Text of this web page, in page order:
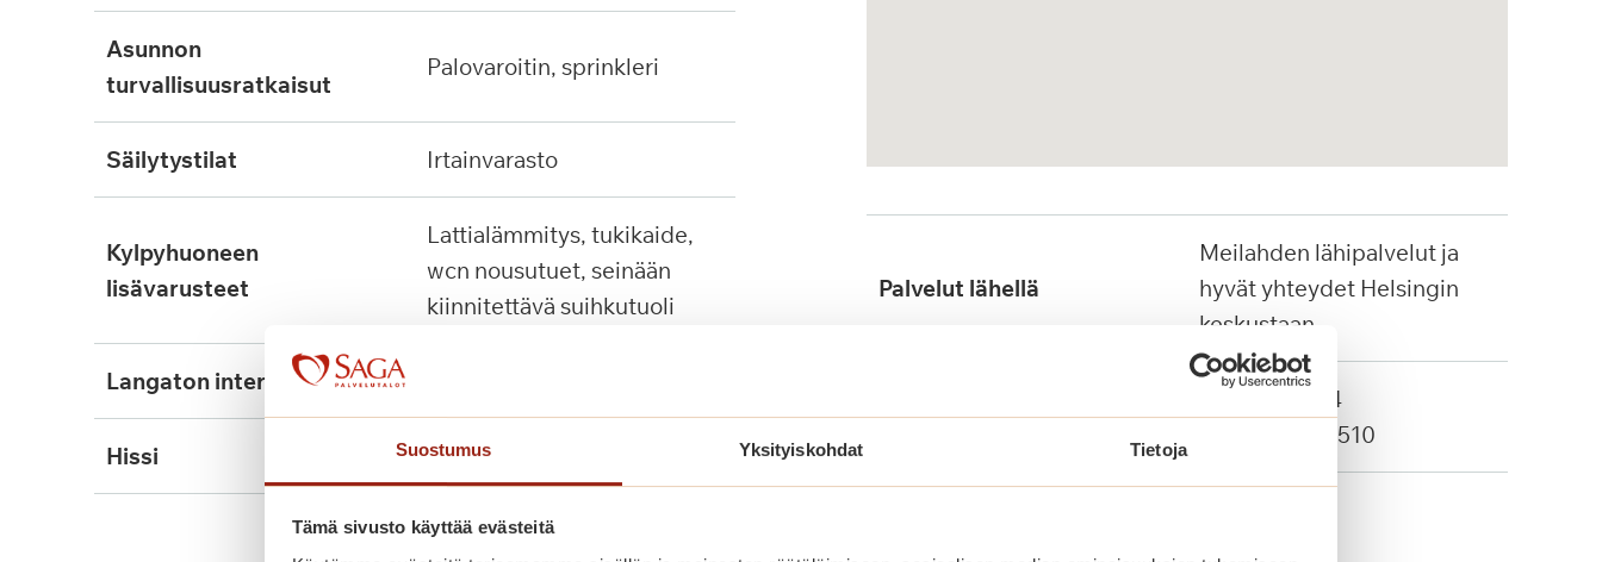
Suostumus Yksityiskohdat Tietoja
Tämä sivusto käyttää evästeitä
asunnon
turvallisuusratkaisut
palovaroitin, sprinkleri
säilytystilat irtainvarasto
kylpyhuoneen
lisävarusteet
lattialämmitys, tukikaide,
wcn nousutuet, seinään
kiinnitettävä suihkutuoli
langaton internet
hissi kyllä
Palvelut lähellä
Meilahden lähipalvelut ja
hyvät yhteydet Helsingin
keskustaan
Julkinen liikenne
Raitiovaunu 4
Bussit 500 ja 510